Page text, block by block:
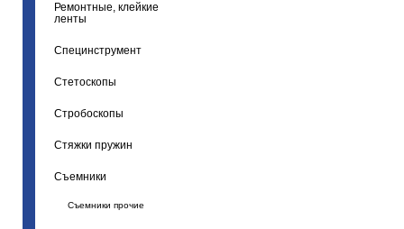
Ремонтные, клейкие
ленты
Специнструмент
Стетоскопы
Стробоскопы
Стяжки пружин
Съемники
Съемники прочие